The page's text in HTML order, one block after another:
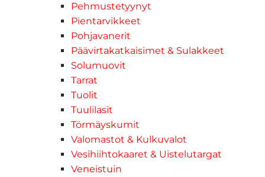
Pehmustetyynyt
Pientarvikkeet
Pohjavanerit
Päävirtakatkaisimet & Sulakkeet
Solumuovit
Tarrat
Tuolit
Tuulilasit
Törmäyskumit
Valomastot & Kulkuvalot
Vesihiihtokaaret & Uistelutargat
Veneistuin